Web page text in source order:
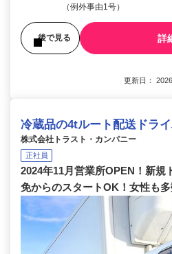
（例外事由1号）
後で見る 詳
更新日：
冷蔵品の4tルート配送ドラ
株式会社トラスト・カンパニー
正社員
2024年11月営業所OPEN！新規
免からのスタートOK！女性も多